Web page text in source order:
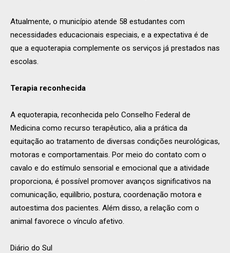
Atualmente, o município atende 58 estudantes com
necessidades educacionais especiais, e a expectativa é de
que a equoterapia complemente os serviços já prestados nas
escolas.
Terapia reconhecida
A equoterapia, reconhecida pelo Conselho Federal de
Medicina como recurso terapêutico, alia a prática da
equitação ao tratamento de diversas condições neurológicas,
motoras e comportamentais. Por meio do contato com o
cavalo e do estímulo sensorial e emocional que a atividade
proporciona, é possível promover avanços significativos na
comunicação, equilíbrio, postura, coordenação motora e
autoestima dos pacientes. Além disso, a relação com o
animal favorece o vínculo afetivo.
Diário do Sul